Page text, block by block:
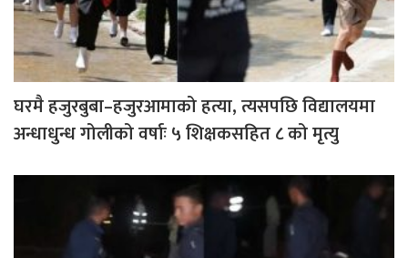
घरमै हजुरबुबा–हजुरआमाको हत्या, त्यसपछि विद्यालयमा
अन्धाधुन्ध गोलीको वर्षाः ५ शिक्षकसहित ८ को मृत्यु